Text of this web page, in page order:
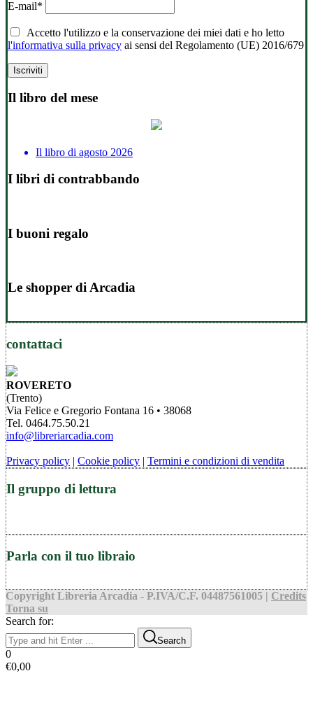
E-mail*
Accetto l'utilizzo e la conservazione dei miei dati e ho letto
l'informativa sulla privacy ai sensi del Regolamento (UE) 2016/679
Il libro del mese
Il libro di agosto 2026
I libri di contrabbando
I buoni regalo
Le shopper di Arcadia
contattaci
ROVERETO
(Trento)
Via Felice e Gregorio Fontana 16 • 38068
Tel. 0464.75.50.21
info@libreriarcadia.com
Privacy policy | Cookie policy | Termini e condizioni di vendita
Il gruppo di lettura
Parla con il tuo libraio
Copyright Libreria Arcadia - P.IVA/C.F. 04487561005 | Credits
Torna su
Search for:
Search
0
€0,00